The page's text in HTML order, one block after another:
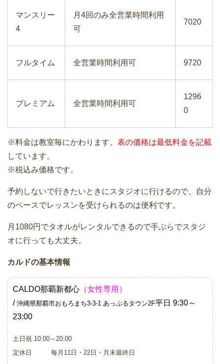
マンスリー
4
月4回のみ全営業時間利用
可
7020
フルタイム 全営業時間利用可 9720
プレミアム 全営業時間利用可
1296
0
※料金は教室毎にかわります。 表の価格は最低料金を記載
しています。
※税込み価格です。
予約しないで行きたいときにスタジオに行けるので、自分
のペースでレッスンを受けられるのは便利です。
月1080円でタオルがレンタルできるので手ぶらでスタジ
オに行っても大丈夫。
カルドの基本情報
CALDO那覇新都心 （女性専用）
/ 沖縄県那覇市おもろまち3-3-1 あっぷるタウン2F平日 9:30～
23:00
土日祝 10:00～20:00
定休日 毎月11日・22日・月末最終日